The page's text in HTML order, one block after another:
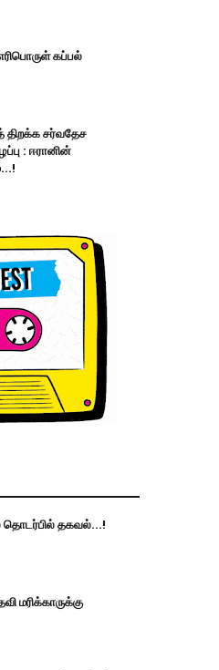
கப்பல்
சர்வதேச
: ஈரானின்
தகவல்...!
மரிக்காருக்கு